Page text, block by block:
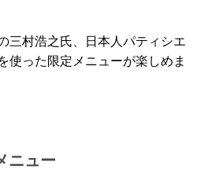
三村浩之氏、日本人パティシエ
使った限定メニューが楽しめま
ニュー